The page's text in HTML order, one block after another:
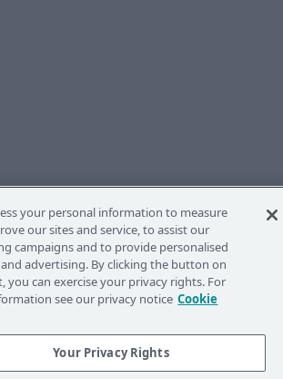
a), aby odkryć
your personal information to measure
our sites and service, to assist our
campaigns and to provide personalised
advertising. By clicking the button on
you can exercise your privacy rights. For
see our privacy notice Cookie
Your Privacy Rights